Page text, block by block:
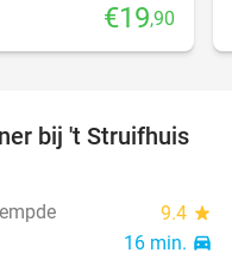
€19,90
43%
bij 't Struifhuis
9.4 star
16 min. directions_car